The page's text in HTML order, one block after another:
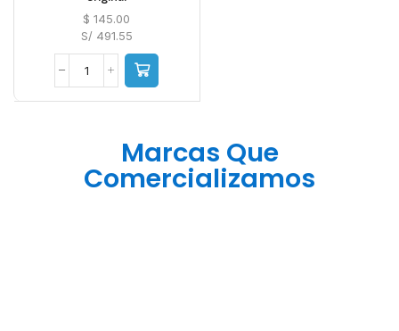
$ 145.00
S/ 491.55
Marcas Que
Comercializamos